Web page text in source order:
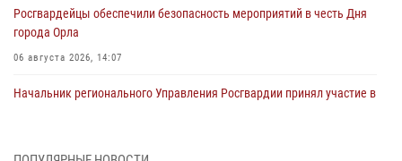
Росгвардейцы обеспечили безопасность мероприятий в честь Дня
города Орла
06 августа 2026, 14:07
Начальник регионального Управления Росгвардии принял участие в